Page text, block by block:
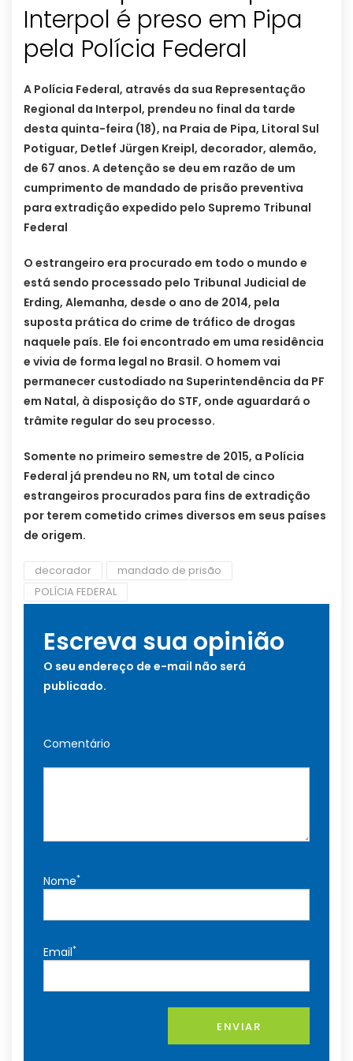
Interpol é preso em Pipa
pela Polícia Federal
A Polícia Federal, através da sua Representação
Regional da Interpol, prendeu no final da tarde
desta quinta-feira (18), na Praia de Pipa, Litoral Sul
Potiguar, Detlef Jürgen Kreipl, decorador, alemão,
de 67 anos. A detenção se deu em razão de um
cumprimento de mandado de prisão preventiva
para extradição expedido pelo Supremo Tribunal
Federal
O estrangeiro era procurado em todo o mundo e
está sendo processado pelo Tribunal Judicial de
Erding, Alemanha, desde o ano de 2014, pela
suposta prática do crime de tráfico de drogas
naquele país. Ele foi encontrado em uma residência
e vivia de forma legal no Brasil. O homem vai
permanecer custodiado na Superintendência da PF
em Natal, à disposição do STF, onde aguardará o
trâmite regular do seu processo.
Somente no primeiro semestre de 2015, a Polícia
Federal já prendeu no RN, um total de cinco
estrangeiros procurados para fins de extradição
por terem cometido crimes diversos em seus países
de origem.
decorador
mandado de prisão
POLÍCIA FEDERAL
Escreva sua opinião
O seu endereço de e-mail não será
publicado.
Comentário
Nome*
Email*
ENVIAR